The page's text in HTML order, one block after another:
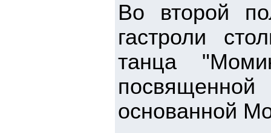
Во второй
гастроли
танца
основанной